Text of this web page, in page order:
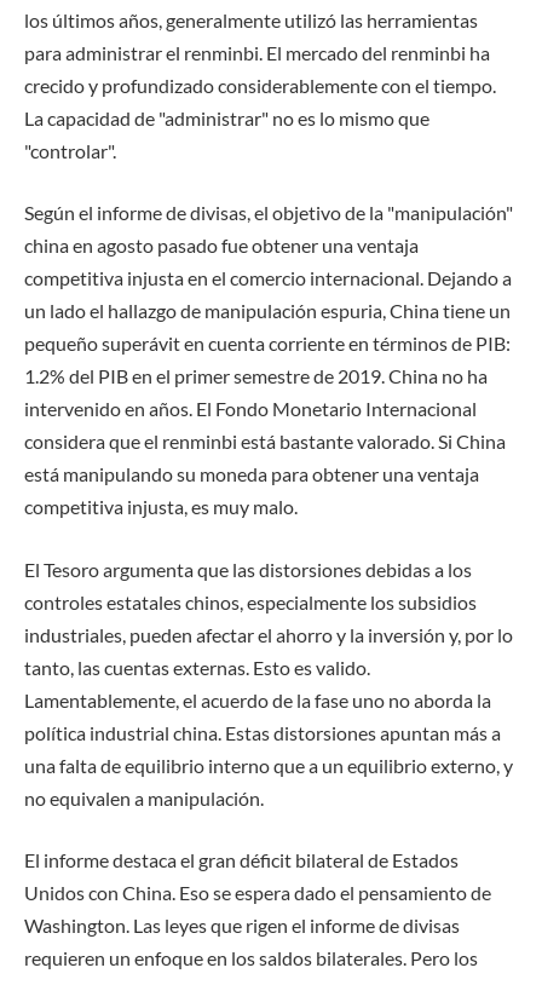
los últimos años, generalmente utilizó las herramientas
para administrar el renminbi. El mercado del renminbi ha
crecido y profundizado considerablemente con el tiempo.
La capacidad de "administrar" no es lo mismo que
"controlar".
Según el informe de divisas, el objetivo de la "manipulación"
china en agosto pasado fue obtener una ventaja
competitiva injusta en el comercio internacional. Dejando a
un lado el hallazgo de manipulación espuria, China tiene un
pequeño superávit en cuenta corriente en términos de PIB:
1.2% del PIB en el primer semestre de 2019. China no ha
intervenido en años. El Fondo Monetario Internacional
considera que el renminbi está bastante valorado. Si China
está manipulando su moneda para obtener una ventaja
competitiva injusta, es muy malo.
El Tesoro argumenta que las distorsiones debidas a los
controles estatales chinos, especialmente los subsidios
industriales, pueden afectar el ahorro y la inversión y, por lo
tanto, las cuentas externas. Esto es valido.
Lamentablemente, el acuerdo de la fase uno no aborda la
política industrial china. Estas distorsiones apuntan más a
una falta de equilibrio interno que a un equilibrio externo, y
no equivalen a manipulación.
El informe destaca el gran déficit bilateral de Estados
Unidos con China. Eso se espera dado el pensamiento de
Washington. Las leyes que rigen el informe de divisas
requieren un enfoque en los saldos bilaterales. Pero los